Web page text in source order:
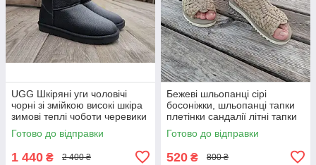
UGG Шкіряні уги чоловічі
чорні зі змійкою високі шкіра
зимові теплі чоботи черевики
Готово до відправки
1 440 ₴ 2 400 ₴
Бежеві шльопанці сірі
босоніжки, шльопанці тапки
плетінки сандалії літні тапки
Готово до відправки
520 ₴ 800 ₴